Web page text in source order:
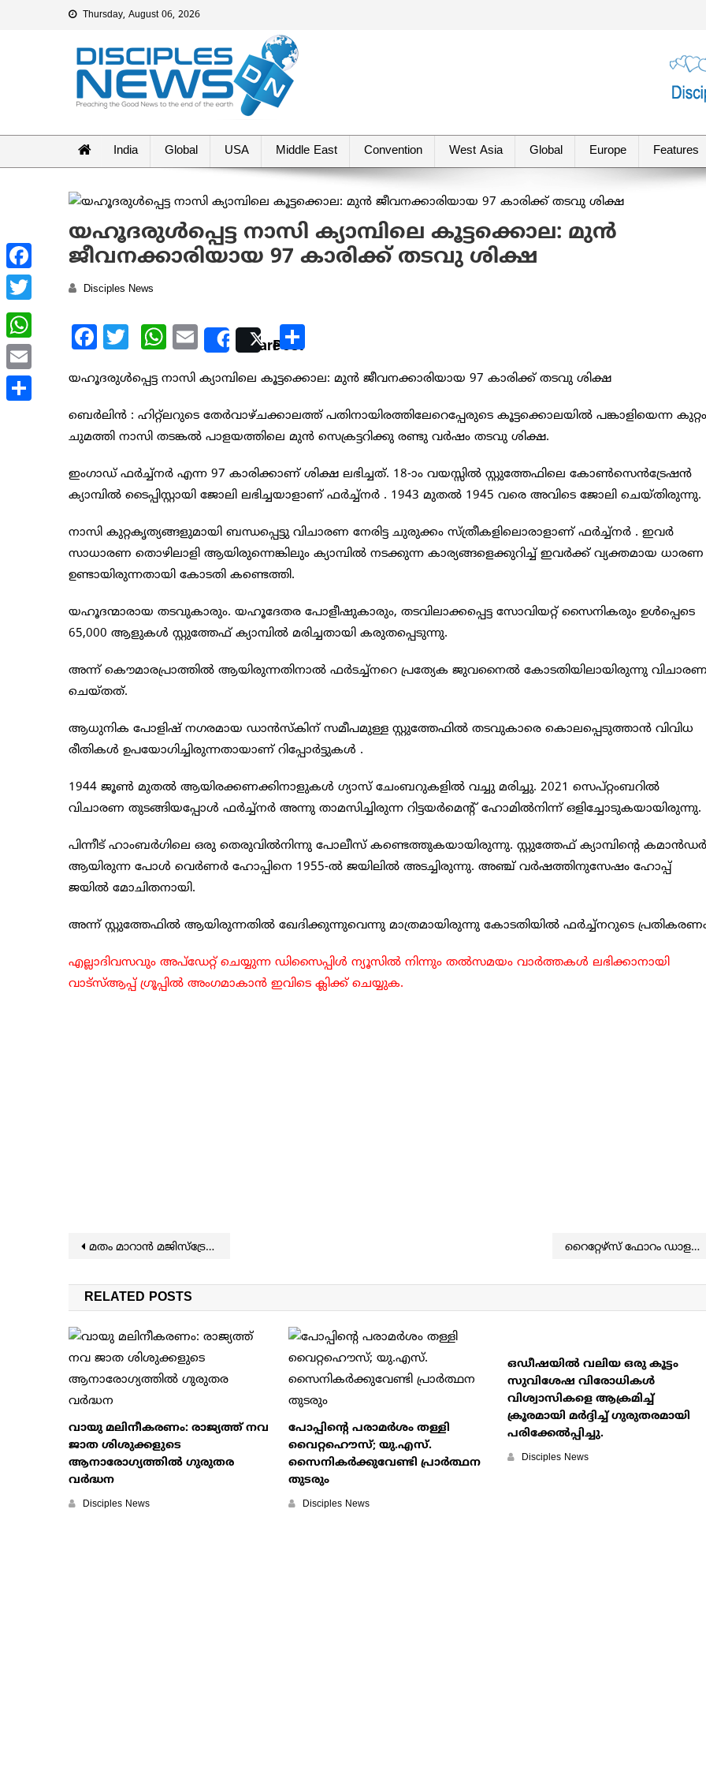
Thursday, August 06, 2026
India Global USA Middle East Convention West Asia Global Europe Features
യഹൂദരുള്‍പ്പെട്ട നാസി ക്യാമ്പിലെ കൂട്ടക്കൊല: മുന്‍
ജീവനക്കാരിയായ 97 കാരിക്ക് തടവു ശിക്ഷ
Disciples News
Facebook
TwitterWhatsApp
EmailSharePost
യഹൂദരുള്‍പ്പെട്ട നാസി ക്യാമ്പിലെ കൂട്ടക്കൊല: മുന്‍ ജീവനക്കാരിയായ 97 കാരിക്ക് തടവു ശിക്ഷ
ബെര്‍ലിന്‍ ‍: ഹിറ്റ്ലറുടെ തേര്‍വാഴ്ചക്കാലത്ത് പതിനായിരത്തിലേറെപ്പേരുടെ കൂട്ടക്കൊലയില്‍ പങ്കാളിയെന്ന കുറ്റം
ചുമത്തി നാസി തടങ്കല്‍ പാളയത്തിലെ മുന്‍ സെക്രട്ടറിക്കു രണ്ടു വര്‍ഷം തടവു ശിക്ഷ.
ഇംഗാഡ് ഫര്‍ച്ച്നര്‍ എന്ന 97 കാരിക്കാണ് ശിക്ഷ ലഭിച്ചത്. 18-ാം വയസ്സില്‍ സ്റ്റുത്തേഫിലെ കോണ്‍സെന്‍ട്രേഷന്‍
ക്യാമ്പില്‍ ടൈപ്പിസ്റ്റായി ജോലി ലഭിച്ചയാളാണ് ഫര്‍ച്ച്നര്‍ ‍. 1943 മുതല്‍ 1945 വരെ അവിടെ ജോലി ചെയ്തിരുന്നു.
നാസി കുറ്റകൃത്യങ്ങളുമായി ബന്ധപ്പെട്ടു വിചാരണ നേരിട്ട ചുരുക്കം സ്ത്രീകളിലൊരാളാണ് ഫര്‍ച്ച്നര്‍ ‍. ഇവര്‍
സാധാരണ തൊഴിലാളി ആയിരുന്നെങ്കിലും ക്യാമ്പില്‍ നടക്കുന്ന കാര്യങ്ങളെക്കുറിച്ച് ഇവര്‍ക്ക് വ്യക്തമായ ധാരണ
ഉണ്ടായിരുന്നതായി കോടതി കണ്ടെത്തി.
യഹൂദന്മാരായ തടവുകാരും. യഹൂദേതര പോളീഷുകാരും, തടവിലാക്കപ്പെട്ട സോവിയറ്റ് സൈനികരും ഉള്‍പ്പെടെ
65,000 ആളുകള്‍ സ്റ്റുത്തേഫ് ക്യാമ്പില്‍ മരിച്ചതായി കരുതപ്പെടുന്നു.
അന്ന് കൌമാരപ്രാത്തില്‍ ആയിരുന്നതിനാല്‍ ഫര്‍ടച്ച്നറെ പ്രത്യേക ജുവനൈല്‍ കോടതിയിലായിരുന്നു
ചെയ്തത്.
ആധുനിക പോളിഷ് നഗരമായ ഡാന്‍സ്കിന് സമീപമുള്ള സ്റ്റുത്തേഫില്‍ തടവുകാരെ കൊലപ്പെടുത്താന്‍ വിവിധ
രീതികള്‍ ഉപയോഗിച്ചിരുന്നതായാണ് റിപ്പോര്‍ട്ടുകള്‍ ‍.
1944 ജൂണ്‍ മുതല്‍ ആയിരക്കണക്കിനാളുകള്‍ ഗ്യാസ് ചേംബറുകളില്‍ വച്ചു മരിച്ചു. 2021 സെപ്റ്റംബറില്‍
വിചാരണ തുടങ്ങിയപ്പോള്‍ ഫര്‍ച്ച്നര്‍ അന്നു താമസിച്ചിരുന്ന റിട്ടയര്‍മെന്റ് ഹോമില്‍നിന്ന് ഒളിച്ചോടുകയായിരുന്നു.
പിന്നീട് ഹാംബര്‍ഗിലെ ഒരു തെരുവില്‍നിന്നു പോലീസ് കണ്ടെത്തുകയായിരുന്നു. സ്റ്റുത്തേഫ് ക്യാമ്പിന്റെ കമാന്‍ഡര്‍
ആയിരുന്ന പോള്‍ വെര്‍ണര്‍ ഹോപ്പിനെ 1955-ല്‍ ജയിലില്‍ അടച്ചിരുന്നു. അഞ്ച് വര്‍ഷത്തിനുസേഷം ഹോപ്പ്
ജയില്‍ മോചിതനായി.
അന്ന് സ്റ്റുത്തേഫില്‍ ആയിരുന്നതില്‍ ഖേദിക്കുന്നുവെന്നു മാത്രമായിരുന്നു കോടതിയില്‍ ഫര്‍ച്ച്നറുടെ
എല്ലാദിവസവും അപ്ഡേറ്റ് ചെയ്യുന്ന ഡിസൈപ്പിൾ ന്യൂസിൽ നിന്നും തൽസമയം വാർത്തകൾ ലഭിക്കാനായി
വാട്സ്ആപ്പ് ഗ്രൂപ്പിൽ അംഗമാകാൻ ഇവിടെ ക്ലിക്ക് ചെയ്യുക.
Post navigation
മതം മാറാന്‍ മജിസ്ട്രേറ്റ് മുമ്പാകെ വിശദീകരണം നല്‍കണം; ഹരിയാനയില്‍ ചട്ടങ്ങളായി റൈറ്റേഴ്‌സ് ഫോറം ഡാളസ് ചാപ്റ്ററിന് നവ നേതൃത്വം
RELATED POSTS
വായു മലിനീകരണം: രാജ്യത്ത് നവ
ജാത ശിശുക്കളുടെ
ആനാരോഗ്യത്തില്‍ ഗുരുതര
വര്‍ദ്ധന
Disciples News
പോപ്പിന്റെ പരാമര്‍ശം തള്ളി
വൈറ്റഹൌസ്; യു.എസ്.
സൈനികര്‍ക്കുവേണ്ടി പ്രാര്‍ത്ഥന
തുടരും
Disciples News
ഒഡീഷയിൽ വലിയ ഒരു കൂട്ടം
സുവിശേഷ വിരോധികൾ
വിശ്വാസികളെ ആക്രമിച്ച്
ക്രൂരമായി മർദ്ദിച്ച് ഗുരുതരമായി
പരിക്കേൽപ്പിച്ചു.
Disciples News
Facebook
Twitter
WhatsApp
Email